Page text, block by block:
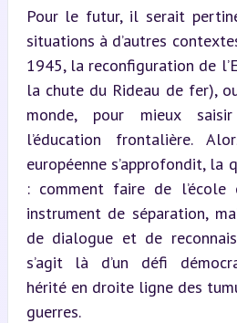
Pour le futur, il serait
situations à d’autres
1945, la reconfiguration de
la chute du Rideau de fer),
monde, pour mieux
l’éducation frontalière.
européenne s’approfondit, la
: comment faire de
instrument de séparation,
de dialogue et de
s’agit là d’un défi
hérité en droite ligne des
guerres.